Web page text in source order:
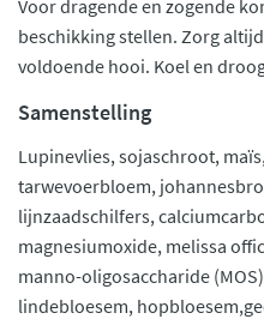
Voor dragende en zogende
beschikking stellen. Zorg
voldoende hooi. Koel en
Samenstelling
Lupinevlies, sojaschroot,
tarwevoerbloem,
lijnzaadschilfers,
magnesiumoxide, melissa
manno-oligosaccharide
lindebloesem,